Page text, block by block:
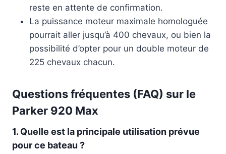
reste en attente de confirmation.
La puissance moteur maximale homologuée
pourrait aller jusqu’à 400 chevaux, ou bien la
possibilité d’opter pour un double moteur de
225 chevaux chacun.
Questions fréquentes (FAQ) sur le
Parker 920 Max
1. Quelle est la principale utilisation prévue
pour ce bateau ?